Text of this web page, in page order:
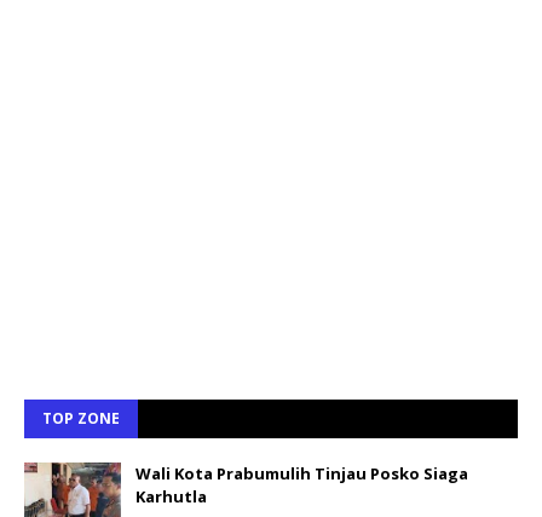
TOP ZONE
Wali Kota Prabumulih Tinjau Posko Siaga
Karhutla